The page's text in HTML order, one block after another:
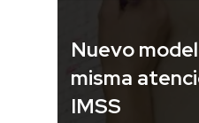
Nuevo
misma
IMSS